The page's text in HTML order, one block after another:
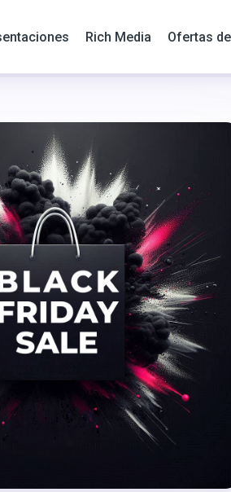
Rich Media Ofertas